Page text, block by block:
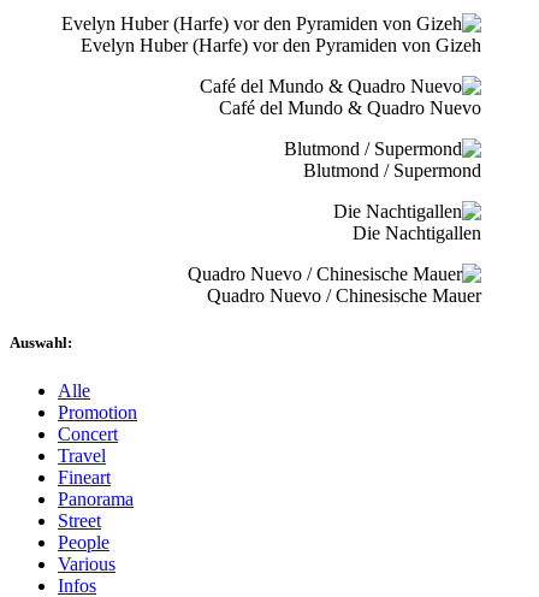
Evelyn Huber (Harfe) vor den Pyramiden von Gizeh
Café del Mundo & Quadro Nuevo
Blutmond / Supermond
Die Nachtigallen
Quadro Nuevo / Chinesische Mauer
Auswahl:
Alle
Promotion
Concert
Travel
Fineart
Panorama
Street
People
Various
Infos